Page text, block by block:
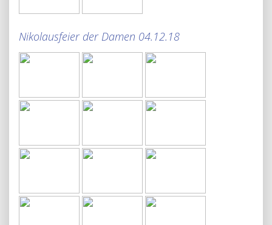
Nikolausfeier der Damen 04.12.18